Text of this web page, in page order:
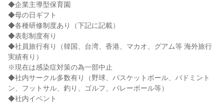
◆企業主導型保育園
◆母の日ギフト
◆各種研修制度あり（下記に記載）
◆表彰制度有り
◆社員旅行有り（韓国、台湾、香港、マカオ、グアム等 海外旅行
実績有り）
※現在は感染症対策の為一部中止
◆社内サークル多数有り（野球、バスケットボール、バドミント
ン、フットサル、釣り、ゴルフ、バレーボール等）
◆社内イベント